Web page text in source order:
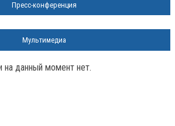
Пресс-конференция
Мультимедиа
на данный момент нет.